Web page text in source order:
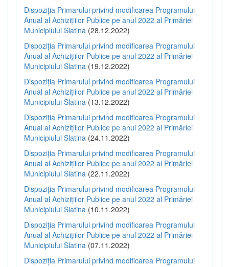
Dispoziția Primarului privind modificarea Programului
Anual al Achizițiilor Publice pe anul 2022 al Primăriei
Municipiului Slatina (28.12.2022)
Dispoziția Primarului privind modificarea Programului
Anual al Achizițiilor Publice pe anul 2022 al Primăriei
Municipiului Slatina (19.12.2022)
Dispoziția Primarului privind modificarea Programului
Anual al Achizițiilor Publice pe anul 2022 al Primăriei
Municipiului Slatina (13.12.2022)
Dispoziția Primarului privind modificarea Programului
Anual al Achizițiilor Publice pe anul 2022 al Primăriei
Municipiului Slatina (24.11.2022)
Dispoziția Primarului privind modificarea Programului
Anual al Achizițiilor Publice pe anul 2022 al Primăriei
Municipiului Slatina (22.11.2022)
Dispoziția Primarului privind modificarea Programului
Anual al Achizițiilor Publice pe anul 2022 al Primăriei
Municipiului Slatina (10.11.2022)
Dispoziția Primarului privind modificarea Programului
Anual al Achizițiilor Publice pe anul 2022 al Primăriei
Municipiului Slatina (07.11.2022)
Dispoziția Primarului privind modificarea Programului